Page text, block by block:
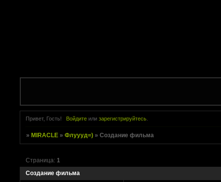
Привет, Гость! Войдитеили зарегистрируйтесь.
»MIRACLE »Флуууд=) »Создание фильма
Создание фильма
Страница: 1